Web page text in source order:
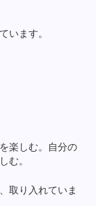
います。
楽しむ。自分の
む。
取り入れていま